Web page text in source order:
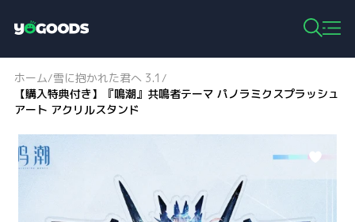
o
g
o
d
ホーム/雪に抱かれた君へ 3.1 /
【購入特典付き】『鳴潮』共鳴者テーマ パノラミクスプラッシュ
アート アクリルスタンド